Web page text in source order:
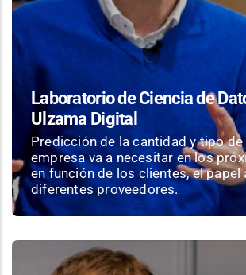
Laboratorio de Ciencia de
Ulzama Digital
Predicción de la cantidad y tipo de
empresa va a necesitar en los
en función de los clientes, el papel
diferentes proveedores.